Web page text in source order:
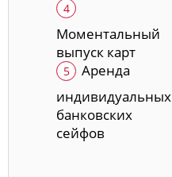
Моментальный
выпуск карт
Аренда
индивидуальных
банковских
сейфов